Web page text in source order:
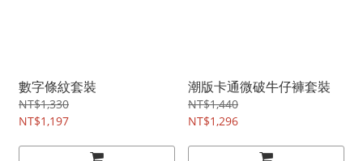
數字條紋套裝
NT$1,330
NT$1,197
潮版卡通微破牛仔褲套裝
NT$1,440
NT$1,296